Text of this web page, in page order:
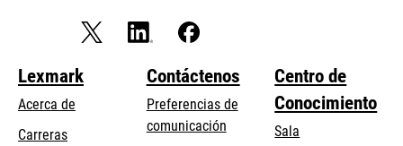
Lexmark
Acerca de
Carreras
Contáctenos
Preferencias de
comunicación
Centro de
Conocimiento
Sala